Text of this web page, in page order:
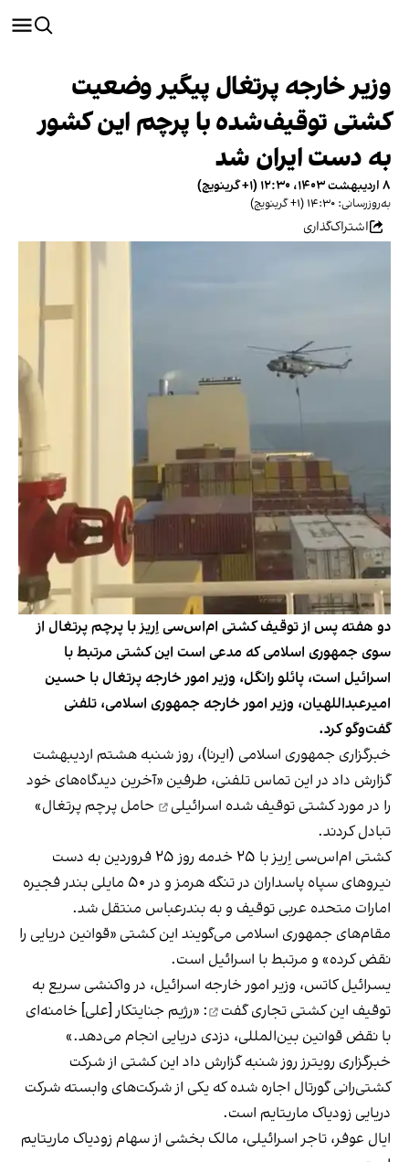
وزیر خارجه پرتغال پیگیر وضعیت
کشتی توقیف‌شده با پرچم این کشور
به دست ایران شد
۸ اردیبهشت ۱۴۰۳، ۱۲:۳۰ (‎+۱ گرینویچ)
به‌روزرسانی: ۱۴:۳۰ (‎+۱ گرینویچ)
اشتراک‌گذاری
دو هفته پس از توقیف کشتی ام‌اس‌سی اِریز با پرچم پرتغال از
سوی جمهوری اسلامی که مدعی است این کشتی مرتبط با
اسرائیل است، پائلو رانگل، وزیر امور خارجه پرتغال با حسین
امیرعبداللهیان، وزیر امور خارجه جمهوری اسلامی، تلفنی
گفت‌وگو کرد.
خبرگزاری جمهوری اسلامی (ایرنا)، روز شنبه هشتم اردیبهشت
گزارش داد در این تماس تلفنی، طرفین «آخرین دیدگاه‌های خود
را در موردکشتی توقیف شده اسرائیلی
حامل پرچم پرتغال»
تبادل کردند.
کشتی ام‌اس‌سی اِریز با ۲۵ خدمه روز ۲۵ فروردین
به دست
نیروهای سپاه پاسداران
در تنگه هرمز و در ۵۰ مایلی بندر فجیره
امارات متحده عربی توقیف و به بندرعباس منتقل شد.
مقام‌های جمهوری اسلامی می‌گویند این کشتی «قوانین دریایی را
نقض کرده» و مرتبط با اسرائیل است.
یسرائیل کاتس، وزیر امور خارجه اسرائیل، در واکنشی سریع به
توقیف این کشتی تجاریگفت
: «رژیم جنایتکار [علی] خامنه‌ای
با نقض قوانین بین‌المللی، دزدی دریایی انجام می‌دهد.»
خبرگزاری رویترز روز شنبه گزارش داد این کشتی از شرکت
کشتی‌رانی گورتال اجاره شده که یکی از شرکت‌های وابسته شرکت
دریایی زودیاک ماریتایم است.
ایال عوفر، تاجر اسرائیلی، مالک بخشی از سهام زودیاک ماریتایم